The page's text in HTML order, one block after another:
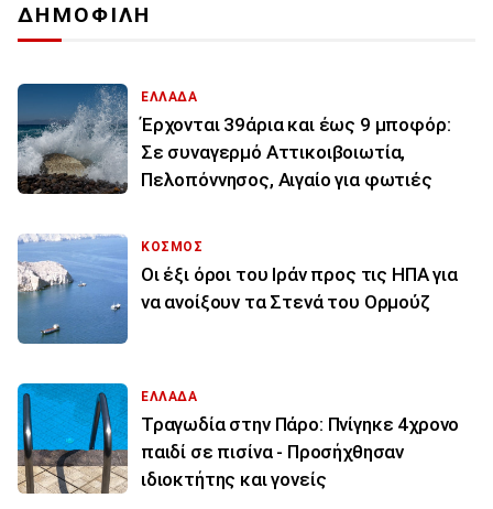
ΔΗΜΟΦΙΛΗ
ΕΛΛΑΔΑ
Έρχονται 39άρια και έως 9 μποφόρ:
Σε συναγερμό Αττικοιβοιωτία,
Πελοπόννησος, Αιγαίο για φωτιές
ΚΟΣΜΟΣ
Οι έξι όροι του Ιράν προς τις ΗΠΑ για
να ανοίξουν τα Στενά του Ορμούζ
ΕΛΛΑΔΑ
Τραγωδία στην Πάρο: Πνίγηκε 4χρονο
παιδί σε πισίνα - Προσήχθησαν
ιδιοκτήτης και γονείς